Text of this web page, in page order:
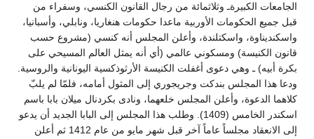
الجامعات الكبيرةـ وثلاثمائة من رجال القانون الكنسي، وسفراء من
قبل جميع الحكومات الأوربية ماعدا حكومات هنغاريا، ونابلي، وأسبانيا،
واسكنديناوة، واسكتلندة، وأعلن المجلس أنه كنسي (مشروع حسب
قانون الكنيسة) ومسكوني عالمي (أي أنه يمثل العالم المسيحي على
بكرة أبيه) ـ وهي دعوى أغفلت الكنيسة الأرثوذكسية اليونانية والروسية.
ودعا هذا المجلس بندكت وجريجوري إلى المثول أمامه، فلمّا لم يلبّ
كلاهما الدعوة، وأعلن المجلس خلعهما، ونادى بكردنال ميلان بابا باسم
اسكندر الخامس (1409). وطلب هذا المجلس إلى البابا الجديد أن يدعو
إلى الانعقاد مجلساً عاماً آخر قبل شهر مايو من عام 1412 ثم أعلن